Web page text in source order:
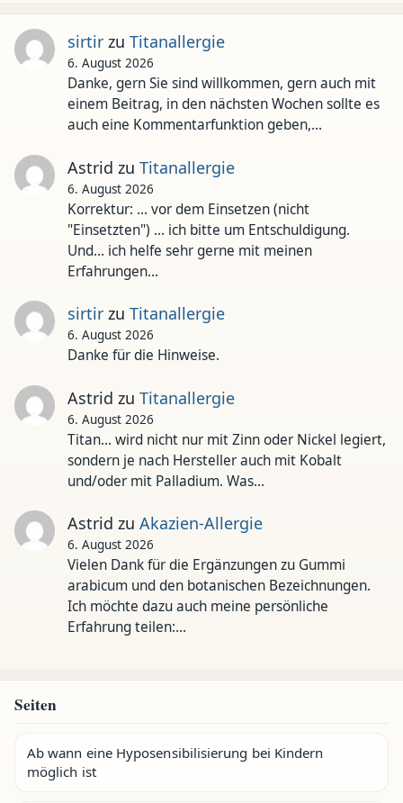
sirtirzu Titanallergie
6. August 2026
Danke, gern Sie sind willkommen, gern auch mit
einem Beitrag, in den nächsten Wochen sollte es
auch eine Kommentarfunktion geben,…
Astrid zu Titanallergie
6. August 2026
Korrektur: ... vor dem Einsetzen (nicht
"Einsetzten") ... ich bitte um Entschuldigung.
Und... ich helfe sehr gerne mit meinen
Erfahrungen…
sirtirzu Titanallergie
6. August 2026
Danke für die Hinweise.
Astrid zu Titanallergie
6. August 2026
Titan... wird nicht nur mit Zinn oder Nickel legiert,
sondern je nach Hersteller auch mit Kobalt
und/oder mit Palladium. Was…
Astrid zu Akazien-Allergie
6. August 2026
Vielen Dank für die Ergänzungen zu Gummi
arabicum und den botanischen Bezeichnungen.
Ich möchte dazu auch meine persönliche
Erfahrung teilen:…
Seiten
Ab wann eine Hyposensibilisierung bei Kindern
möglich ist